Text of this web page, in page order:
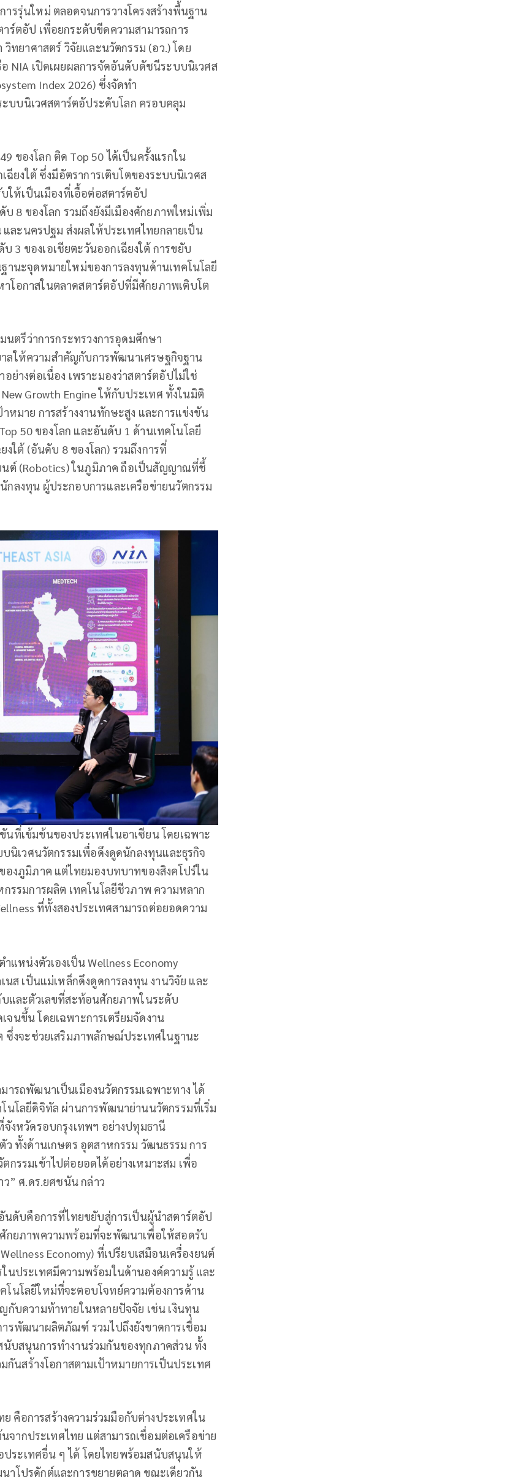
รรุ่นใหม่ ตลอดจนการวางโครงสร้างพื้นฐาน
ร์ตอัป เพื่อยกระดับขีดความสามารถการ
ทยาศาสตร์ วิจัยและนวัตกรรม (อว.) โดย
NIA เปิดเผยผลการจัดอันดับดัชนีระบบนิเวศส
Index 2026) ซึ่งจัดทำ
บบนิเวศสตาร์ตอัประดับโลก ครอบคลุม
องโลก ติด Top 50 ได้เป็นครั้งแรกใน
ยงใต้ ซึ่งมีอัตราการเติบโตของระบบนิเวศส
ให้เป็นเมืองที่เอื้อต่อสตาร์ตอัป
8 ของโลก รวมถึงยังมีเมืองศักยภาพใหม่เพิ่ม
ละนครปฐม ส่งผลให้ประเทศไทยกลายเป็น
3 ของเอเชียตะวันออกเฉียงใต้ การขยับ
านะจุดหมายใหม่ของการลงทุนด้านเทคโนโลยี
โอกาสในตลาดสตาร์ตอัปที่มีศักยภาพเติบโต
ตรีว่าการกระทรวงการอุดมศึกษา
าลให้ความสำคัญกับการพัฒนาเศรษฐกิจฐาน
ย่างต่อเนื่อง เพราะมองว่าสตาร์ตอัปไม่ใช่
Growth Engine ให้กับประเทศ ทั้งในมิติ
หมาย การสร้างงานทักษะสูง และการแข่งขัน
50 ของโลก และอันดับ 1 ด้านเทคโนโลยี
งใต้ (อันดับ 8 ของโลก) รวมถึงการที่
ต์ (Robotics) ในภูมิภาค ถือเป็นสัญญาณที่ชี้
กลงทุน ผู้ประกอบการและเครือข่ายนวัตกรรม
ที่เข้มข้นของประเทศในอาเซียน โดยเฉพาะ
นิเวศนวัตกรรมเพื่อดึงดูดนักลงทุนและธุรกิจ
องภูมิภาค แต่ไทยมองบทบาทของสิงคโปร์ใน
รรมการผลิต เทคโนโลยีชีวภาพ ความหลาก
ที่ทั้งสองประเทศสามารถต่อยอดความ
แหน่งตัวเองเป็น Wellness Economy
ส เป็นแม่เหล็กดึงดูดการลงทุน งานวิจัย และ
บและตัวเลขที่สะท้อนศักยภาพในระดับ
นขึ้น โดยเฉพาะการเตรียมจัดงาน
งจะช่วยเสริมภาพลักษณ์ประเทศในฐานะ
ารถพัฒนาเป็นเมืองนวัตกรรมเฉพาะทาง ได้
นโลยีดิจิทัล ผ่านการพัฒนาย่านนวัตกรรมที่เริ่ม
งหวัดรอบกรุงเทพฯ อย่างปทุมธานี
ทั้งด้านเกษตร อุตสาหกรรม วัฒนธรรม การ
กรรมเข้าไปต่อยอดได้อย่างเหมาะสม เพื่อ
ว” ศ.ดร.ยศชนัน กล่าว
ดับคือการที่ไทยขยับสู่การเป็นผู้นำสตาร์ตอัป
กยภาพความพร้อมที่จะพัฒนาเพื่อให้สอดรับ
Economy) ที่เปรียบเสมือนเครื่องยนต์
นประเทศมีความพร้อมในด้านองค์ความรู้ และ
นโลยีใหม่ที่จะตอบโจทย์ความต้องการด้าน
กับความท้าทายในหลายปัจจัย เช่น เงินทุน
รพัฒนาผลิตภัณฑ์ รวมไปถึงยังขาดการเชื่อม
นับสนุนการทำงานร่วมกันของทุกภาคส่วน ทั้ง
นสร้างโอกาสตามเป้าหมายการเป็นประเทศ
คือการสร้างความร่วมมือกับต่างประเทศใน
ากประเทศไทย แต่สามารถเชื่อมต่อเครือข่าย
ประเทศอื่น ๆ ได้ โดยไทยพร้อมสนับสนุนให้
าโปรดักต์และการขยายตลาด ขณะเดียวกัน